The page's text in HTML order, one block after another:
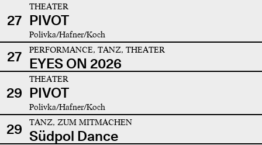
27
THEATER
PIVOT
Polivka/Hafner/Koch
27 PERFORMANCE, TANZ, THEATER
EYES ON 2026
29
THEATER
PIVOT
Polivka/Hafner/Koch
29 TANZ, ZUM MITMACHEN
Südpol Dance